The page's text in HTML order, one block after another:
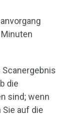
Scanergebnis
die
sind; wenn
Sie auf die